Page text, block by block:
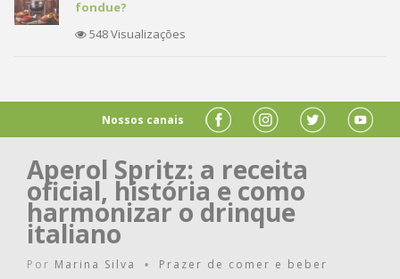
fondue?
548 Visualizações
Nossos canais
Aperol Spritz: a receita
oficial, história e como
harmonizar o drinque
italiano
Por Marina Silva • Prazer de comer e beber